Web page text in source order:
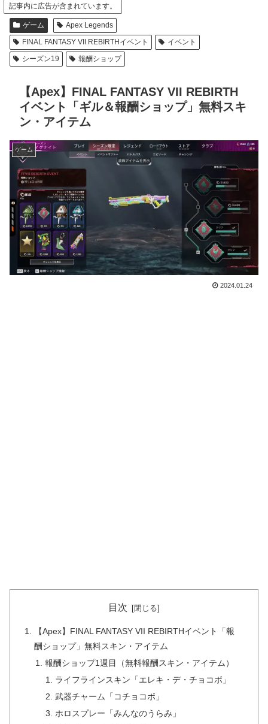
記事内に広告が含まれています。
ゲーム
Apex Legends
FINAL FANTASY VII REBIRTHイベント
イベント
シーズン19
報酬ショップ
【Apex】FINAL FANTASY VII REBIRTH
イベント「ギル＆報酬ショップ」無料スキ
ン・アイテム
ゲーム
2024.01.24
目次
【Apex】FINAL FANTASY VII REBIRTHイベント「報
酬ショップ」無料スキン・アイテム
報酬ショップ1週目（無料報酬スキン・アイテム）
ライフラインスキン「エレキ・デ・チョコボ」
武器チャーム「コチョコボ」
ホロスプレー「みんなのうらみ」